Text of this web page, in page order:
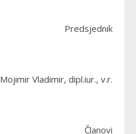
Predsjednik
Mojimir Vladimir, dipl.iur., v.r.
Članovi